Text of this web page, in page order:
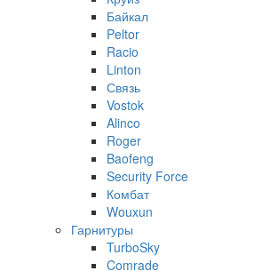
Байкал
Peltor
Racio
Linton
Связь
Vostok
Alinco
Roger
Baofeng
Security Force
Комбат
Wouxun
Гарнитуры
TurboSky
Comrade